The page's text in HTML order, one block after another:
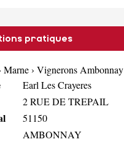
pratiques
Marne› Vignerons Ambonnay
Earl Les Crayeres
2 RUE DE TREPAIL
51150
AMBONNAY